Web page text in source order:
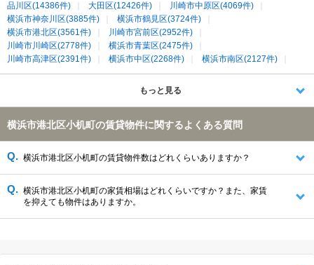
品川区(14386件) 大田区(12426件)
川崎市中原区(4069件)
横浜市神奈川区(3885件)
横浜市鶴見区(3724件)
横浜市港北区(3561件)
川崎市宮前区(2952件)
川崎市川崎区(2778件)
横浜市青葉区(2475件)
川崎市高津区(2391件)
横浜市中区(2268件)
横浜市南区(2127件)
川崎市幸区(1906件)
横浜市西区(1614件)
横浜市都筑区(1594件)
横浜市緑区(965件)
もっと見る
横浜市港北区小机町の賃貸物件に関するよくある質問
横浜市港北区小机町の賃貸物件数はどれくらいありますか？
横浜市港北区小机町の家賃相場はどれくらいですか？また、家賃
を抑えても物件はありますか。